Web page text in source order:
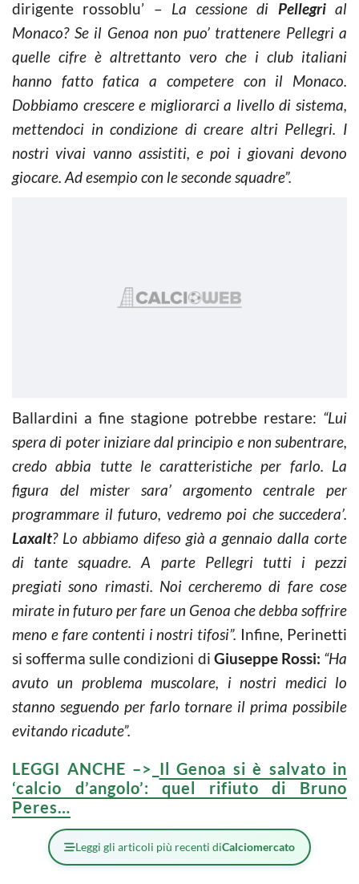
dirigente rossoblu’ – La cessione di Pellegrial
Monaco? Se il Genoa non puo’ trattenere Pellegri a
quelle cifre è altrettanto vero che i club italiani
hanno fatto fatica a competere con il Monaco.
Dobbiamo crescere e migliorarci a livello di sistema,
mettendoci in condizione di creare altri Pellegri. I
nostri vivai vanno assistiti, e poi i giovani devono
giocare. Ad esempio con le seconde squadre”.
Ballardini a fine stagione potrebbe restare: “Lui
spera di poter iniziare dal principio e non subentrare,
credo abbia tutte le caratteristiche per farlo. La
figura del mister sara’ argomento centrale per
programmare il futuro, vedremo poi che succedera’.
Laxalt? Lo abbiamo difeso già a gennaio dalla corte
di tante squadre. A parte Pellegri tutti i pezzi
pregiati sono rimasti. Noi cercheremo di fare cose
mirate in futuro per fare un Genoa che debba soffrire
meno e fare contenti i nostri tifosi”. Infine, Perinetti
si sofferma sulle condizioni di Giuseppe Rossi: “Ha
avuto un problema muscolare, i nostri medici lo
stanno seguendo per farlo tornare il prima possibile
evitando ricadute”.
LEGGI ANCHE –> Il Genoa si è salvato in
‘calcio d’angolo’: quel rifiuto di Bruno
Peres…
Leggi gli articoli più recenti diCalciomercato